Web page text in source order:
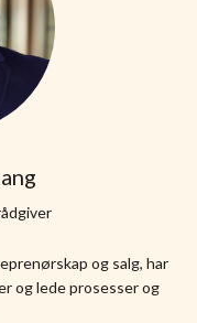
og salg, har
og lede prosesser og